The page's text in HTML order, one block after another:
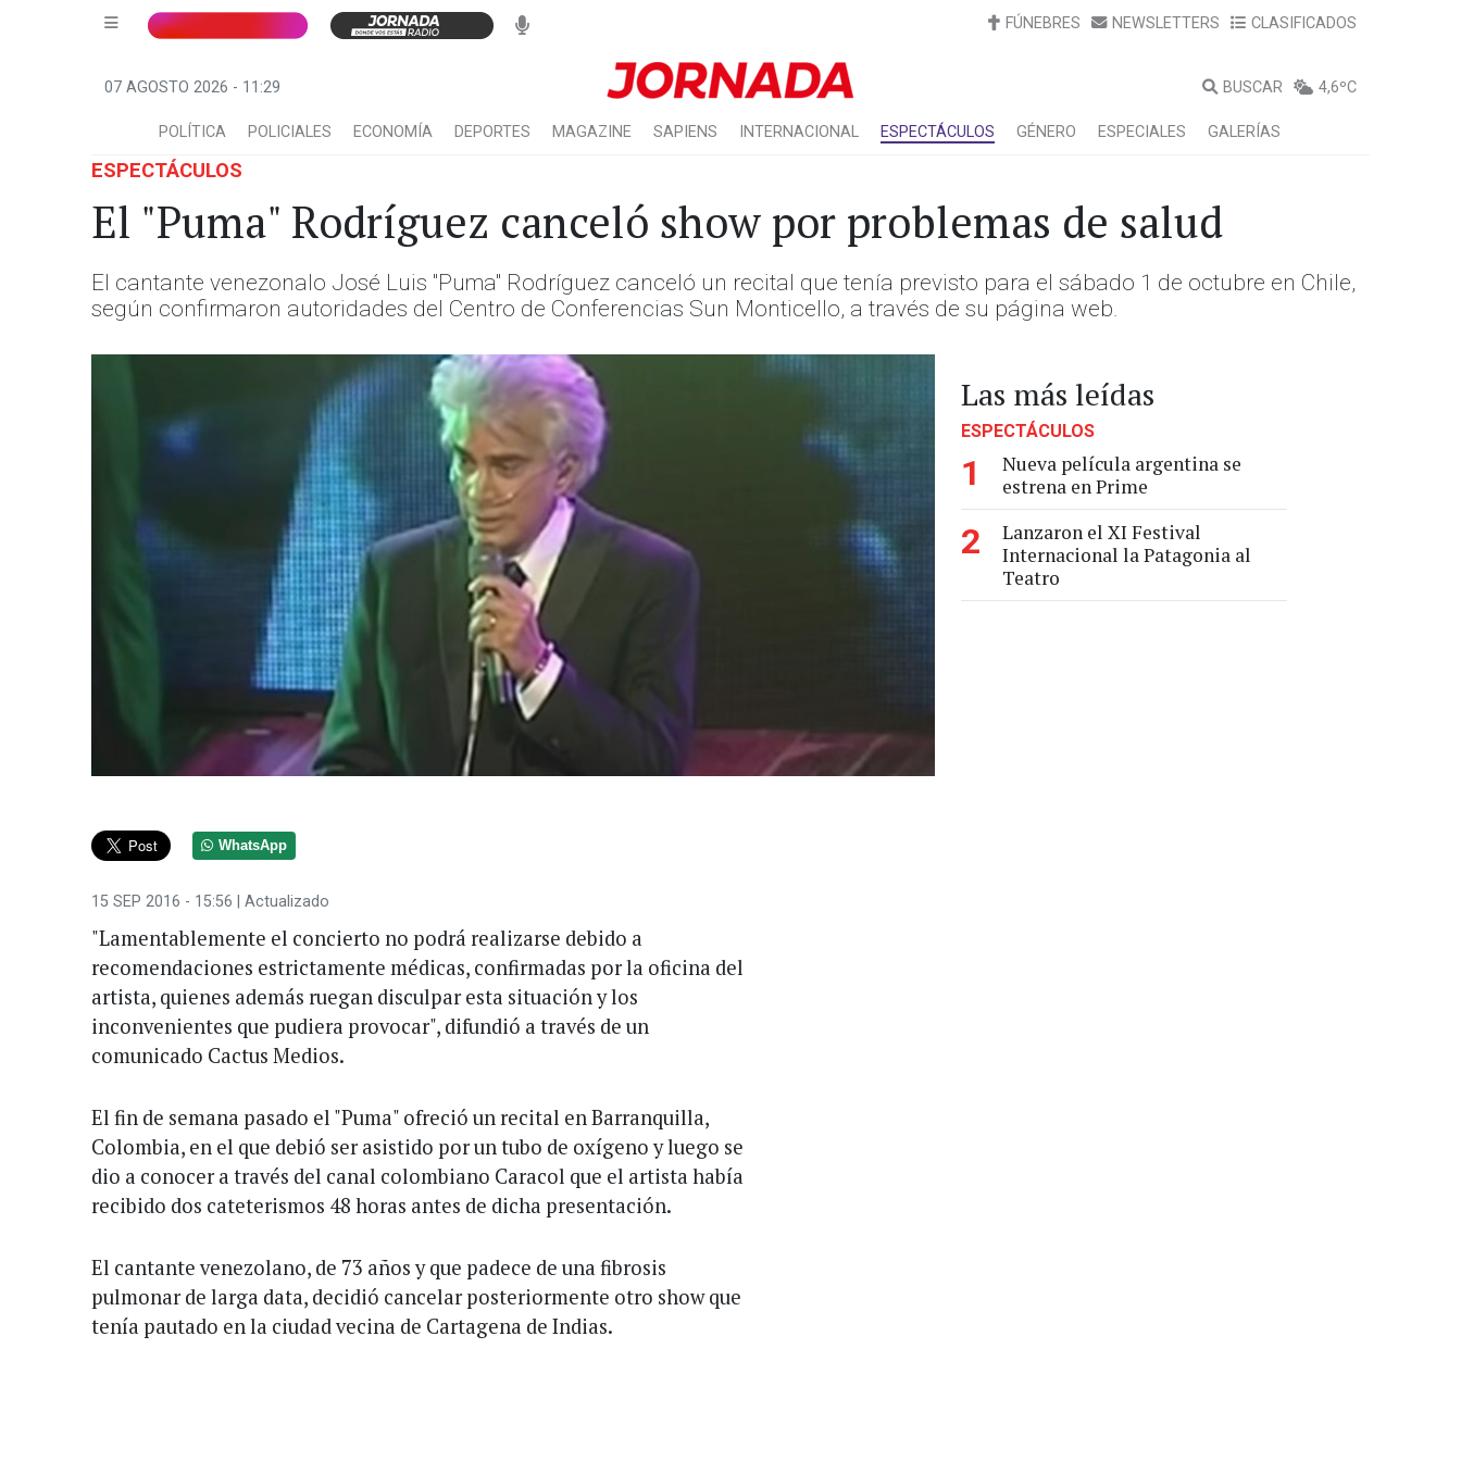
FÚNEBRES NEWSLETTERS CLASIFICADOS
07 AGOSTO 2026 - 11:29 BUSCAR 4,6ºC
POLÍTICA POLICIALES ECONOMÍA DEPORTES MAGAZINE SAPIENS INTERNACIONAL ESPECTÁCULOS GÉNERO ESPECIALES GALERÍAS
ESPECTÁCULOS
El "Puma" Rodríguez canceló show por problemas de salud
El cantante venezonalo José Luis "Puma" Rodríguez canceló un recital que tenía previsto para el sábado 1 de octubre en Chile,
según confirmaron autoridades del Centro de Conferencias Sun Monticello, a través de su página web.
WhatsApp
15 SEP 2016 - 15:56 | Actualizado
"Lamentablemente el concierto no podrá realizarse debido a
recomendaciones estrictamente médicas, confirmadas por la oficina del
artista, quienes además ruegan disculpar esta situación y los
inconvenientes que pudiera provocar", difundió a través de un
comunicado Cactus Medios.
El fin de semana pasado el "Puma" ofreció un recital en Barranquilla,
Colombia, en el que debió ser asistido por un tubo de oxígeno y luego se
dio a conocer a través del canal colombiano Caracol que el artista había
recibido dos cateterismos 48 horas antes de dicha presentación.
El cantante venezolano, de 73 años y que padece de una fibrosis
pulmonar de larga data, decidió cancelar posteriormente otro show que
tenía pautado en la ciudad vecina de Cartagena de Indias.
Las más leídas
ESPECTÁCULOS
1
Nueva película argentina se
estrena en Prime
2
Lanzaron el XI Festival
Internacional la Patagonia al
Teatro